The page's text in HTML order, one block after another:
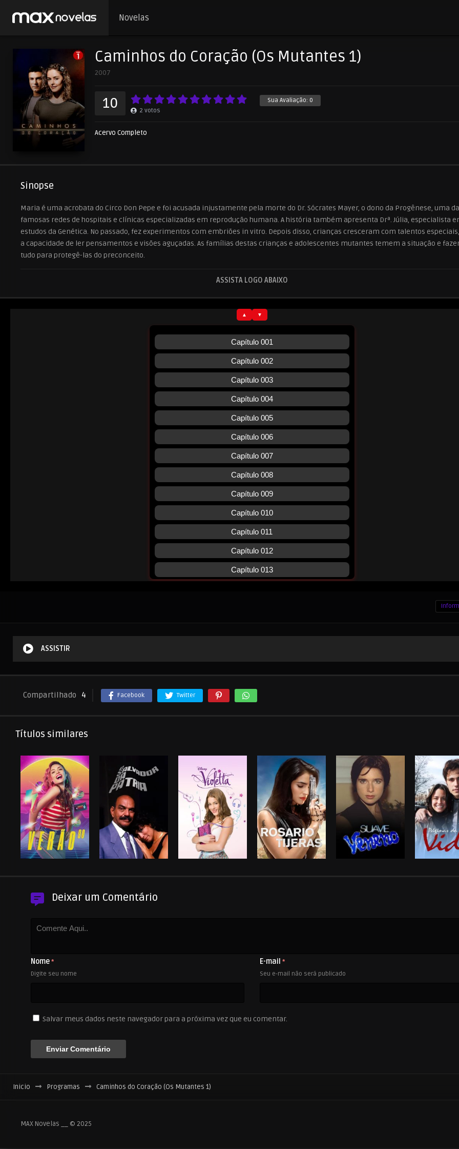
Novelas
Caminhos do Coração (Os Mutantes 1)
2007
Sua Avaliação: 0
10 2 votos
Acervo Completo
Sinopse
Maria é uma acrobata do Circo Don Pepe e foi acusada injustamente pela morte do Dr. Sócrates Mayer, o dono da Progênese, uma
famosas redes de hospitais e clínicas especializadas em reprodução humana. A história também apresenta Drª. Júlia, especialista
estudos da Genética. No passado, fez experimentos com embriões in vitro. Depois disso, crianças cresceram com talentos
a capacidade de ler pensamentos e visões aguçadas. As famílias destas crianças e adolescentes mutantes temem a situação e
tudo para protegê-las do preconceito.
ASSISTA LOGO ABAIXO
ASSISTIR
Compartilhado 4 Facebook Twitter
Títulos similares
Deixar um Comentário
Nome*
Digite seu nome
E-mail *
Seu e-mail não será publicado
Salvar meus dados neste navegador para a próxima vez que eu comentar.
Inicio Programas Caminhos do Coração (Os Mutantes 1)
MAX Novelas __ © 2025